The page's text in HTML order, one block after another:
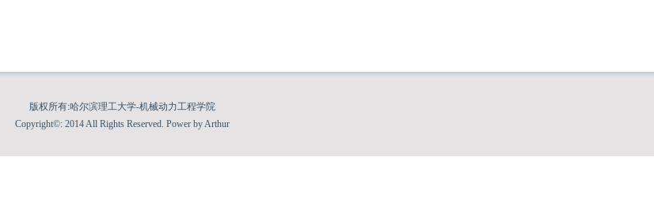
版权所有:哈尔滨理工大学-机械动力工程学院
Copyright©: 2014 All Rights Reserved. Power by Arthur